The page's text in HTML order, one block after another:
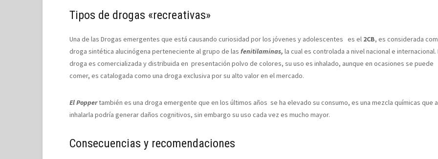
Tipos de drogas «recreativas»
Una de las Drogas emergentes que está causando curiosidad por los jóvenes y adolescentes es el 2CB, es considerada
droga sintética alucinógena perteneciente al grupo de las fenitilaminas, la cual es controlada a nivel nacional e internacional.
droga es comercializada y distribuida en presentación polvo de colores, su uso es inhalado, aunque en ocasiones se puede
comer, es catalogada como una droga exclusiva por su alto valor en el mercado.
El Poppertambién es una droga emergente que en los últimos años se ha elevado su consumo, es una mezcla químicas que
inhalarla podría generar daños cognitivos, sin embargo su uso cada vez es mucho mayor.
Consecuencias y recomendaciones